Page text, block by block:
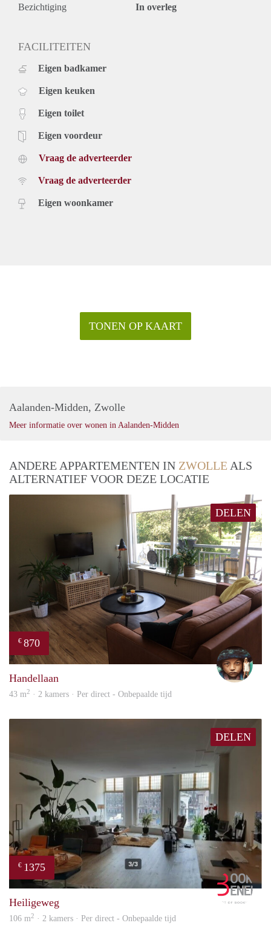
Financieel
elektra en gemeentelijke lasten.
Waarborgsom: 1x de maandhuur
Het appartement wordt voor een minimale periode van 1 jaar
verhuurd en is per 20-07-2020 beschikbaar.
Reacties en/of bezichtigingsaanvragen enkel digitaal.
Bezichtiging In overleg
FACILITEITEN
Eigen badkamer
Eigen keuken
Eigen toilet
Eigen voordeur
Vraag de adverteerder
Vraag de adverteerder
Eigen woonkamer
TONEN OP KAART
Aalanden-Midden, Zwolle
Meer informatie over wonen in Aalanden-Midden
ANDERE APPARTEMENTEN IN ZWOLLE ALS
ALTERNATIEF VOOR DEZE LOCATIE
DELEN
€ 870
Handellaan
43 m2 · 2 kamers · Per direct - Onbepaalde tijd
DELEN
€ 1375
Heiligeweg
106 m2 · 2 kamers · Per direct - Onbepaalde tijd